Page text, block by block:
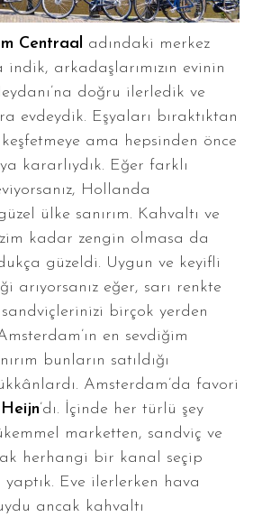
Centraal adındaki merkez
indik, arkadaşlarımızın evinin
doğru ilerledik ve
evdeydik. Eşyaları bıraktıktan
ama hepsinden önce
kararlıydık. Eğer farklı
Hollanda
ülke sanırım. Kahvaltı ve
kadar zengin olmasa da
güzeldi. Uygun ve keyifli
arıyorsanız eğer, sarı renkte
birçok yerden
en sevdiğim
bunların satıldığı
Amsterdam’da favori
’dı. İçinde her türlü şey
marketten, sandviç ve
herhangi bir kanal seçip
yaptık. Eve ilerlerken hava
ancak kahvaltı